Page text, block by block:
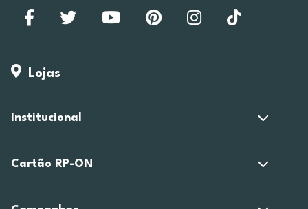
Lojas
Institucional
Cartão RP-ON